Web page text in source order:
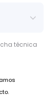
técnica